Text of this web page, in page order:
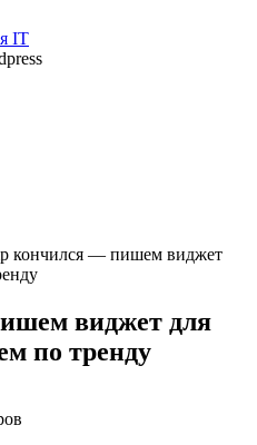
IT
кончился — пишем виджет
виджет для
по тренду